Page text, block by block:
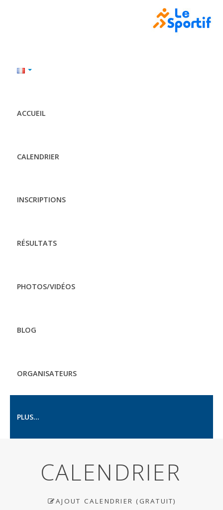
ACCUEIL
CALENDRIER
INSCRIPTIONS
RÉSULTATS
PHOTOS/VIDÉOS
BLOG
ORGANISATEURS
PLUS...
CALENDRIER
AJOUT CALENDRIER (GRATUIT)